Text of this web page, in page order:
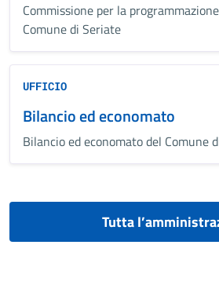
Commissione per la
Comune di Seriate
UFFICIO
Bilancio ed economato
Bilancio ed economato del Comune
Tutta